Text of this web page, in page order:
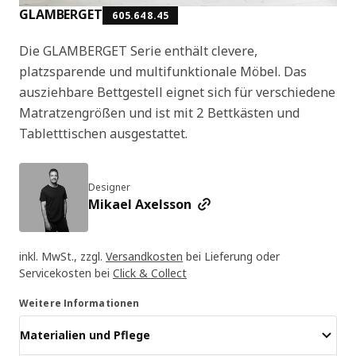
GLAMBERGET 605.648.45
Die GLAMBERGET Serie enthält clevere,
platzsparende und multifunktionale Möbel. Das
ausziehbare Bettgestell eignet sich für verschiedene
Matratzengrößen und ist mit 2 Bettkästen und
Tabletttischen ausgestattet.
Designer
Mikael Axelsson
inkl. MwSt., zzgl. Versandkosten bei Lieferung oder
Servicekosten bei Click & Collect
Weitere Informationen
Materialien und Pflege